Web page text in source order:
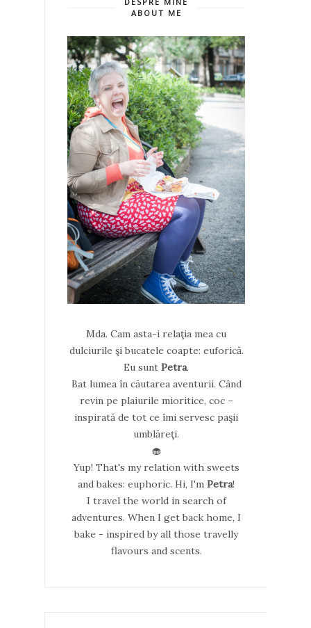
ABOUT ME
Mda. Cam asta-i relaţia mea cu
dulciurile şi bucatele coapte: euforică.
Eu sunt Petra.
Bat lumea în căutarea aventurii. Când
revin pe plaiurile mioritice, coc –
inspirată de tot ce îmi servesc paşii
umblăreţi.
🧁
Yup! That's my relation with sweets
and bakes: euphoric. Hi, I'm Petra!
I travel the world in search of
adventures. When I get back home, I
bake - inspired by all those travelly
flavours and scents.